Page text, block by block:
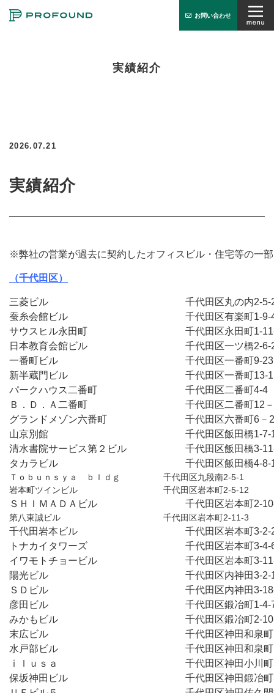
実績紹介
お問い合わせ
実績紹介
2026.07.21
実績紹介
※弊社の営業が過去に契約したオフィスビル・住宅等の一
（千代田区）
三菱ビル　　　　　　　　　　　　　　千代田区丸の
蚕糸会館ビル　　　　　　　　　　　　千代田区有楽町
日本教育会館ビル　　　　　　　　　　千代田区一ツ
一番町ビル　　　　　　　　　　　　　千代田区一番
新半蔵門ビル　　　　　　　　　　　　千代田区一番
パークハウス二番町　　　　　　　　　千代田区二
Ｂ．Ｄ．Ａ二番町　　　　　　　　　　千代田区二番
グランドメゾン六番町　　　　　　　　千代田区六番
山京別館　　　　　　　　　　　　　　千代田区飯田
清水書院サービス第２ビル　　　　　　千代田区飯田
タカラビル　　　　　　　　　　　　　千代田区飯田
Ｔｏｂｕｎｓｙａ　ｂｌｄｇ　　　　　千代田区九段南2-5-1
岩本町ツインビル　　　　　　　　　　千代田区岩本町2-5-12
ＳＨＩＭＡＤＡビル　　　　　　　　　千代田区岩本
第八東誠ビル　　　　　　　　　　　　千代田区岩本町2-11-3
千代田岩本ビル　　　　　　　　　　　千代田区岩
トナカイタワーズ　　　　　　　　　　千代田区岩
イワモトチョービル　　　　　　　　　千代田区岩本
陽光ビル　　　　　　　　　　　　　　千代田区内神
ＳＤビル　　　　　　　　　　　　　　千代田区内神
彦田ビル　　　　　　　　　　　　　　千代田区鍛冶
みかもビル　　　　　　　　　　　　　千代田区鍛冶
末広ビル　　　　　　　　　　　　　　千代田区神田和
水戸部ビル　　　　　　　　　　　　　千代田区神田和
ⅰｌｕｓａ　　　　　　　　　　　　　千代田区神田小川
保坂神田ビル　　　　　　　　　　　　千代田区神田鍛